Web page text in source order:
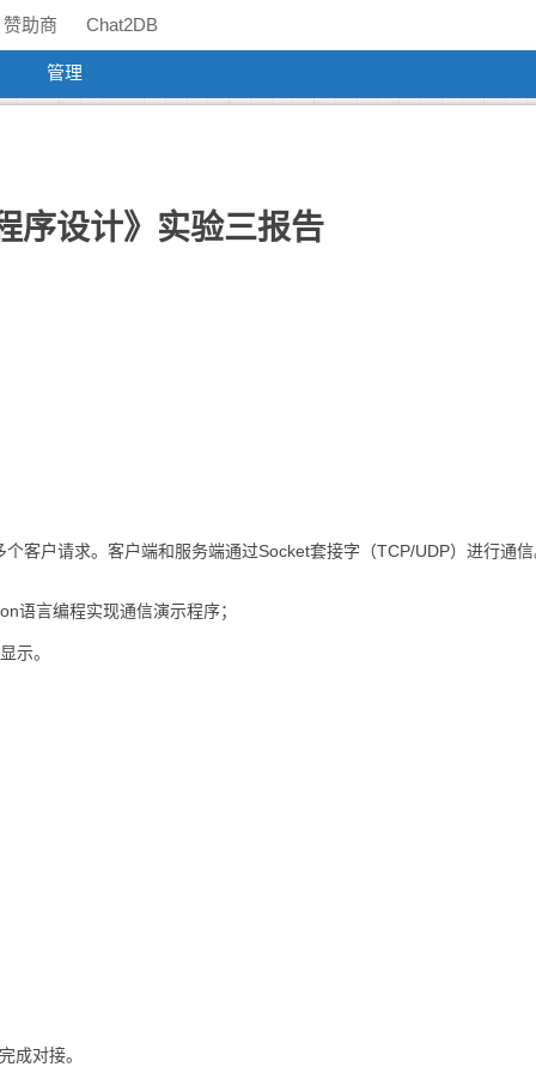
赞助商 Chat2DB
管理
序设计》实验三报告
客户请求。客户端和服务端通过Socket套接字（TCP/UDP）进行通
语言编程实现通信演示程序；
示。
成对接。